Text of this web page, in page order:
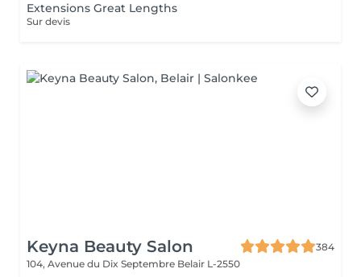
Extensions Great Lengths
Sur devis
Keyna Beauty Salon
384
104, Avenue du Dix Septembre Belair L-2550